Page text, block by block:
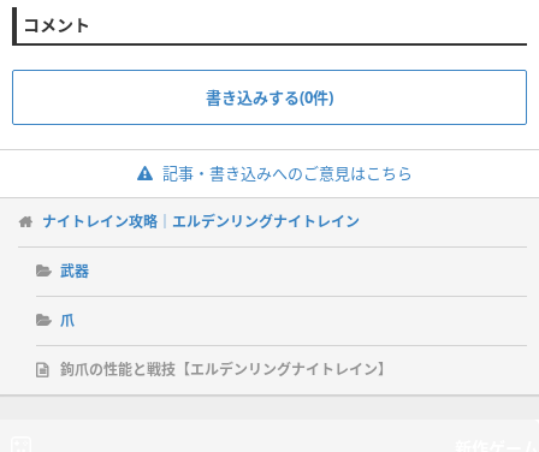
コメント
書き込みする(0件)
記事・書き込みへのご意見はこちら
ナイトレイン攻略｜エルデンリングナイトレイン
武器
爪
鉤爪の性能と戦技【エルデンリングナイトレイン】